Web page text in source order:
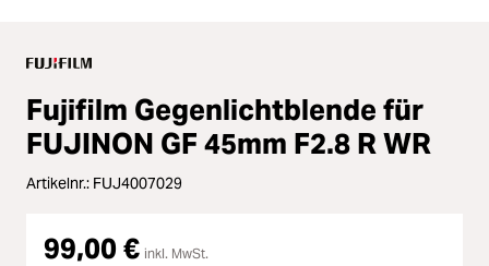
Loading...
Zubehör
Loading...
Licht & Studio
Loading...
Loading...
Fujifilm Gegenlichtblende für
FUJINON GF 45mm F2.8 R WR
Artikelnr.: FUJ4007029
99,00 € inkl. MwSt.